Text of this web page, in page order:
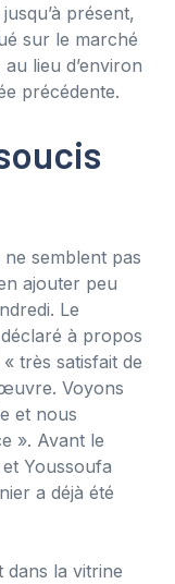
présent,
sur le marché
lieu d’environ
précédente.
semblent pas
ajouter peu
Le
à propos
très satisfait de
Voyons
et nous
». Avant le
Youssoufa
a déjà été
dans la vitrine